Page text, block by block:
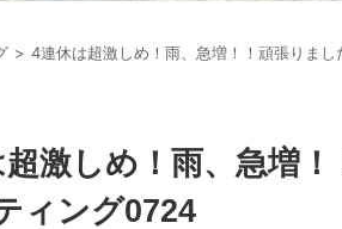
4連休は超激しめ！雨、急増！！頑張りま
激しめ！雨、急増
ィング0724